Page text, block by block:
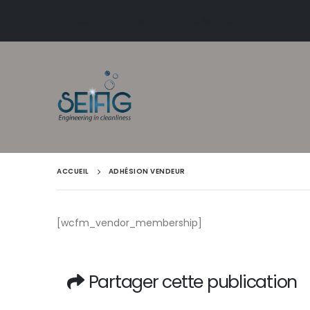
ACCUEIL ADHÉSION VENDEUR
[wcfm_vendor_membership]
Partager cette publication